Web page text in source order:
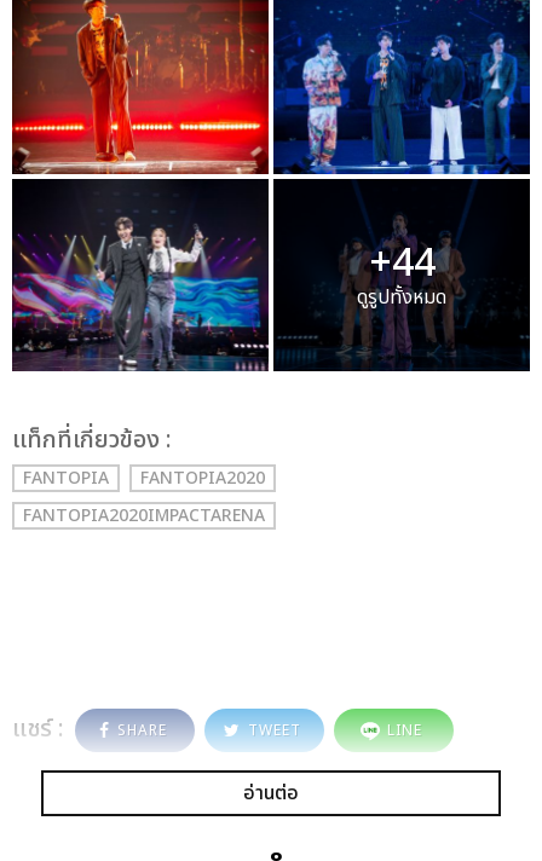
+44
ดูรูปทั้งหมด
เเท็กที่เกี่ยวข้อง :
FANTOPIA
FANTOPIA2020
FANTOPIA2020IMPACTARENA
แชร์ : SHARE TWEET LINE
อ่านต่อ